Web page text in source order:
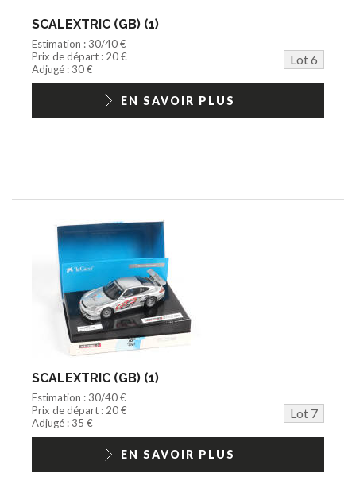
SCALEXTRIC (GB) (1)
Estimation : 30/40 €
Prix de départ : 20 €
Lot 6
Adjugé : 30 €
EN SAVOIR PLUS
SCALEXTRIC (GB) (1)
Estimation : 30/40 €
Prix de départ : 20 €
Lot 7
Adjugé : 35 €
EN SAVOIR PLUS